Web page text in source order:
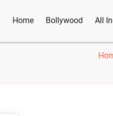
Home Bollywood All